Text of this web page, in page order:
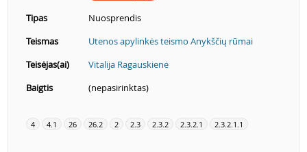
Tipas
Nuosprendis
Teismas
Utenos apylinkės teismo Anykščių rūmai
Teisėjas(ai)
Vitalija Ragauskienė
Baigtis
(nepasirinktas)
4 4.1 26 26.2 2 2.3 2.3.2 2.3.2.1 2.3.2.1.1